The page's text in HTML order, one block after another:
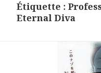
Étiquette :
Eternal Diva